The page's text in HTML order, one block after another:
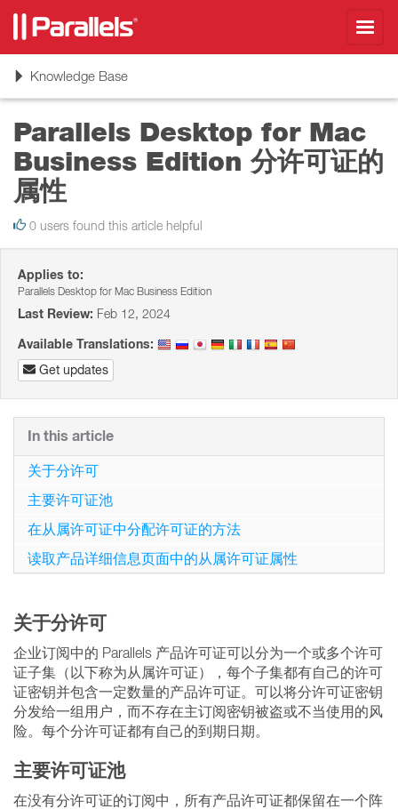
ToggleKnowledge Base
Parallels Desktop for Mac
Business Edition 分许可证的
属性
0 users found this article helpful
Applies to:
Parallels Desktop for Mac Business Edition
Last Review: Feb 12, 2024
Available Translations:
Get updates
关于分许可
企业订阅中的 Parallels 产品许可证可以分为一个或多个许可
证子集（以下称为从属许可证），每个子集都有自己的许可
证密钥并包含一定数量的产品许可证。可以将分许可证密钥
分发给一组用户，而不存在主订阅密钥被盗或不当使用的风
险。每个分许可证都有自己的到期日期。
主要许可证池
在没有分许可证的订阅中，所有产品许可证都保留在一个阵
In this article
关于分许可
主要许可证池
在从属许可证中分配许可证的方法
读取产品详细信息页面中的从属许可证属性